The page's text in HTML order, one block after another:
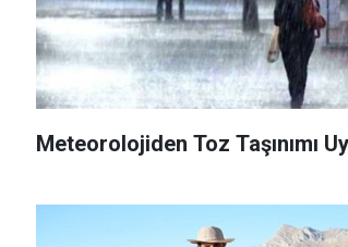
Meteorolojiden Toz Taşınımı